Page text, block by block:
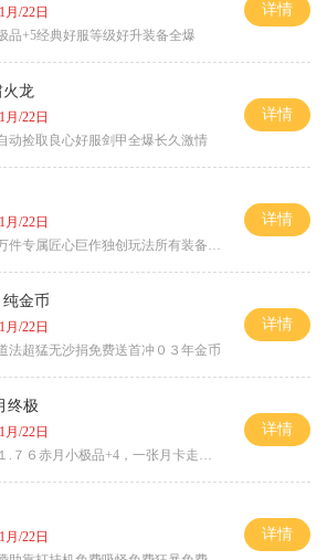
月/22日
品+5经典好服等级好升装备全爆
详情
火龙
月/22日
动捡取良心好服剑甲全爆长久激情
详情
月/22日
件专属匠心巨作独创玩法所有装备靠打
详情
纯金币
月/22日
法超猛无沙捐免费送首冲０３年金币
详情
终极
月/22日
１.７６赤月小极品+4，一张月卡走天涯c
详情
月/22日
详情